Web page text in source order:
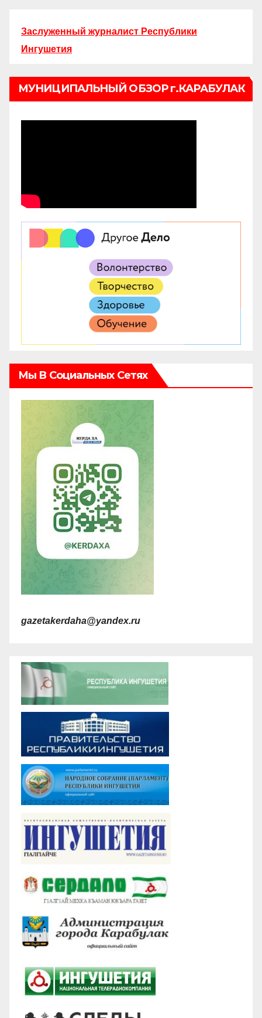
Заслуженный журналист Республики
Ингушетия
МУНИЦИПАЛЬНЫЙ ОБЗОР г.КАРАБУЛАК
Мы В Социальных Сетях
gazetakerdaha@yandex.ru